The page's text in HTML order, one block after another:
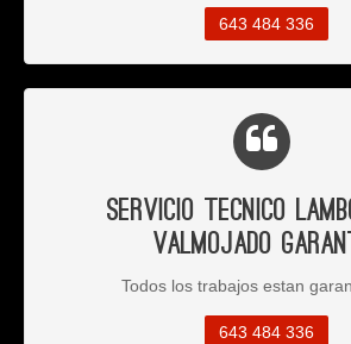
643 484 336
Servicio Tecnico
Valmojado
Todos los trabajos estan
643 484 336